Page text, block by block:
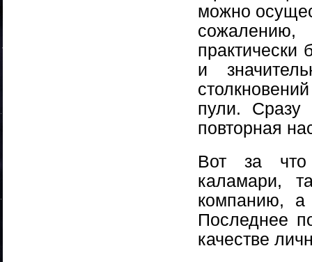
можно
практически
и
пули. Сразу
повторная
Вот за что
каламари,
компанию, а
Последнее
качестве